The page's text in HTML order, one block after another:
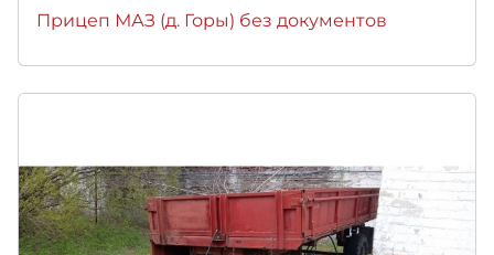
Прицеп МАЗ (д. Горы) без документов